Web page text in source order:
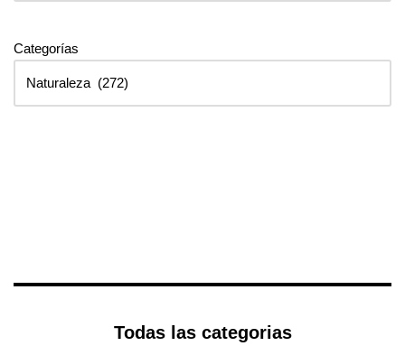
Categorías
Todas las categorias